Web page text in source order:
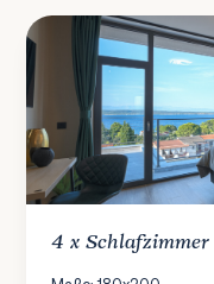
4 xSchlafzimmer